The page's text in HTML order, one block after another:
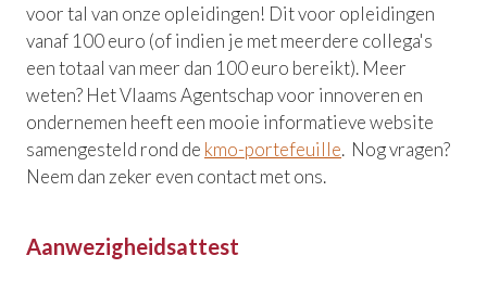
voor tal van onze opleidingen! Dit voor opleidingen
vanaf 100 euro (of indien je met meerdere collega's
een totaal van meer dan 100 euro bereikt). Meer
weten? Het Vlaams Agentschap voor innoveren en
ondernemen heeft een mooie informatieve website
samengesteld rond de kmo-portefeuille. Nog vragen?
Neem dan zeker even contact met ons.
Aanwezigheidsattest